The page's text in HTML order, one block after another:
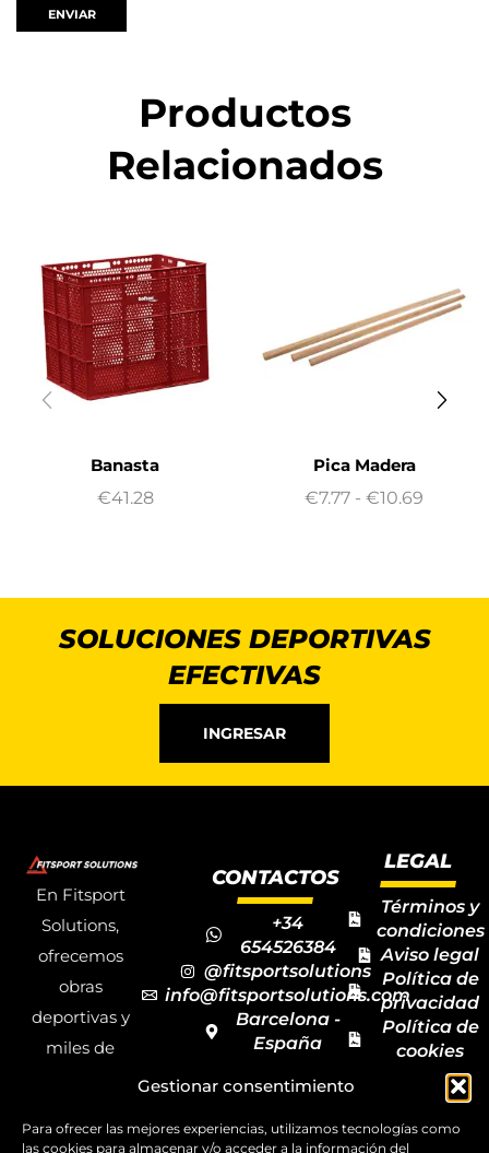
Gestionar consentimiento
Para ofrecer las mejores experiencias, utilizamos tecnologías como
las cookies para almacenar y/o acceder a la información del
Productos
Relacionados
Banasta
€41.28
Pica Madera
€7.77 - €10.69
SOLUCIONES DEPORTIVAS
EFECTIVAS
INGRESAR
En Fitsport
Solutions,
ofrecemos
obras
deportivas y
miles de
deportivos
CONTACTOS
+34
654526384
@fitsportsolutions
info@fitsportsolutions.com
Barcelona -
España
de contacto
LEGAL
Términos y
condiciones
Aviso legal
Política de
privacidad
Política de
cookies
Mapa del
sitio